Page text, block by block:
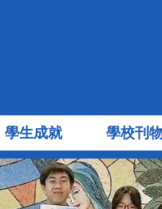
學生成就 學校刊